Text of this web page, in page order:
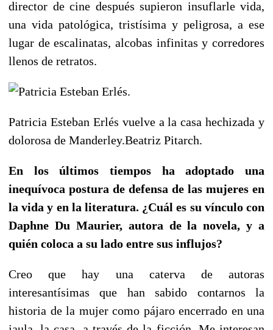
director de cine después supieron insuflarle vida,
una vida patológica, tristísima y peligrosa, a ese
lugar de escalinatas, alcobas infinitas y corredores
llenos de retratos.
Patricia Esteban Erlés vuelve a la casa hechizada y
dolorosa de Manderley.Beatriz Pitarch.
En los últimos tiempos ha adoptado una
inequívoca postura de defensa de las mujeres en
la vida y en la literatura. ¿Cuál es su vínculo con
Daphne Du Maurier, autora de la novela, y a
quién coloca a su lado entre sus influjos?
Creo que hay una caterva de autoras
interesantísimas que han sabido contarnos la
historia de la mujer como pájaro encerrado en una